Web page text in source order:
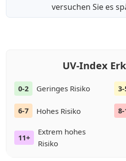
versuchen Sie es
UV-Index
0-2 Geringes Risiko 3-
6-7 Hohes Risiko
11+
Extrem hohes
Risiko